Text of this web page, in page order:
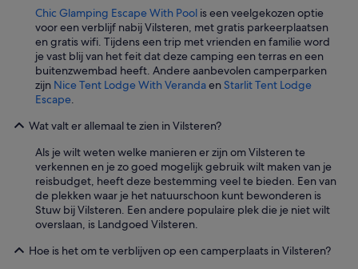
Chic Glamping Escape With Pool is een veelgekozen optie
voor een verblijf nabij Vilsteren, met gratis parkeerplaatsen
en gratis wifi. Tijdens een trip met vrienden en familie word
je vast blij van het feit dat deze camping een terras en een
buitenzwembad heeft. Andere aanbevolen camperparken
zijn Nice Tent Lodge With VerandaenStarlit Tent Lodge
Escape.
Wat valt er allemaal te zien in Vilsteren?
Als je wilt weten welke manieren er zijn om Vilsteren te
verkennen en je zo goed mogelijk gebruik wilt maken van je
reisbudget, heeft deze bestemming veel te bieden. Een van
de plekken waar je het natuurschoon kunt bewonderen is
Stuw bij Vilsteren. Een andere populaire plek die je niet wilt
overslaan, is Landgoed Vilsteren.
Hoe is het om te verblijven op een camperplaats in Vilsteren?